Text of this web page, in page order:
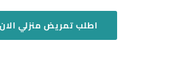
اطلبتمريض منزليالان